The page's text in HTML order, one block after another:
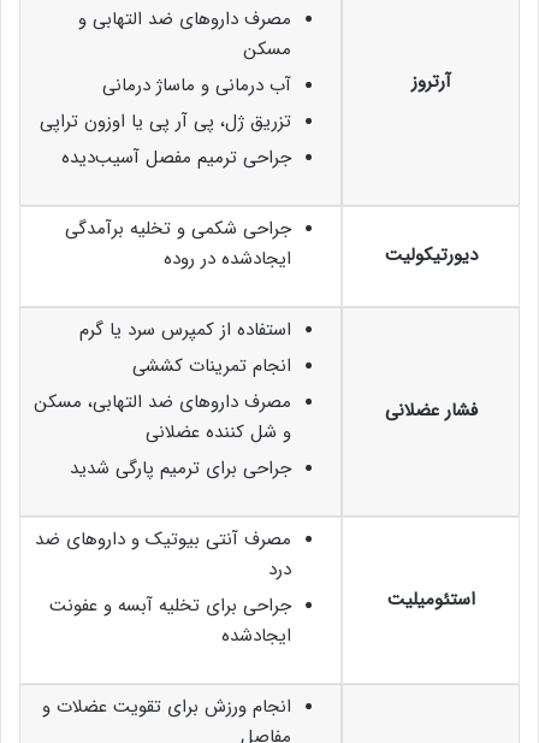
آرتروز
مصرف داروهای ضد التهابی و
مسکن
آب درمانی و ماساژ درمانی
تزریق ژل، پی آر پی یا اوزون تراپی
جراحی ترمیم مفصل آسیب‌دیده
دیورتیکولیت
جراحی شکمی و تخلیه برآمدگی
ایجادشده در روده
فشار عضلانی
استفاده از کمپرس سرد یا گرم
انجام تمرینات کششی
مصرف داروهای ضد التهابی، مسکن
و شل کننده عضلانی
جراحی برای ترمیم پارگی شدید
استئومیلیت
مصرف آنتی بیوتیک و داروهای ضد
درد
جراحی برای تخلیه آبسه و عفونت
ایجادشده
انجام ورزش برای تقویت عضلات و
مفاصل